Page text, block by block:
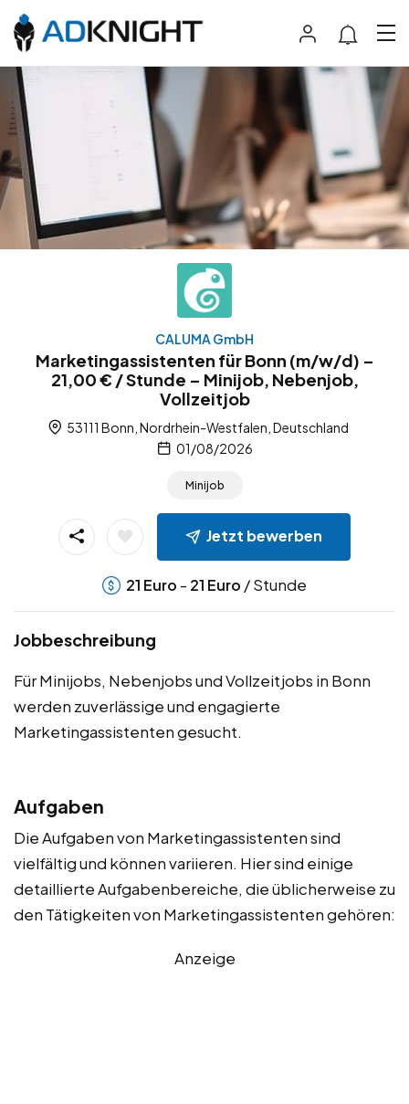
CALUMA GmbH
Marketingassistenten für Bonn (m/w/d) –
21,00 € / Stunde – Minijob, Nebenjob,
Vollzeitjob
53111 Bonn, Nordrhein-Westfalen, Deutschland
01/08/2026
Minijob
Jetzt bewerben
21 Euro - 21 Euro / Stunde
Jobbeschreibung
Für Minijobs, Nebenjobs und Vollzeitjobs in Bonn
werden zuverlässige und engagierte
Marketingassistenten gesucht.
Aufgaben
Die Aufgaben von Marketingassistenten sind
vielfältig und können variieren. Hier sind einige
detaillierte Aufgabenbereiche, die üblicherweise zu
den Tätigkeiten von Marketingassistenten gehören:
Anzeige